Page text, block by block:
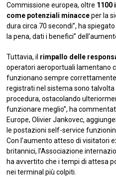
Commissione europea, oltre 1100
come potenziali minacceper la
dura circa 70 secondi”, ha
la pena, dati i benefici”
Tuttavia, il rimpallo delle
operatori aeroportuali lamentano
funzionano sempre
registrati nel sistema sono
procedura, ostacolando
funzionare meglio”, ha
Europe, Olivier Jankovec,
le postazioni self-service
Con l’aumento atteso di visitatori
britannici, l’Associazione
ha avvertito che i tempi di attesa
nei terminal più colpiti.